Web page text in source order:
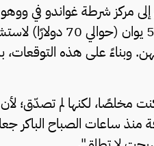
شرطة غواندو في ووهو
مع زوجته، مشيرا إلى أنها
وبناءً على هذه
مخلصًا، لكنها لم تصدّق؛ لأن
منذ ساعات الصباح الباكر